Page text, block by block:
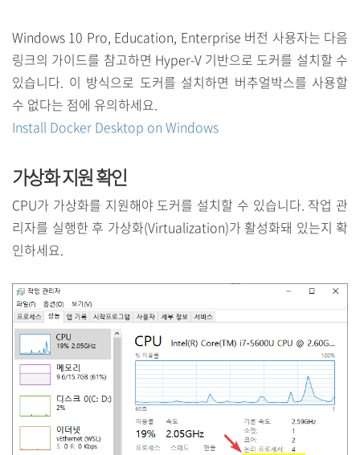
Windows 10 Pro, Education, Enterprise 버전 사용자는 다음
링크의 가이드를 참고하면 Hyper-V 기반으로 도커를 설치할 수
있습니다. 이 방식으로 도커를 설치하면 버추얼박스를 사용할
수 없다는 점에 유의하세요.
Install Docker Desktop on Windows
가상화 지원 확인
CPU가 가상화를 지원해야 도커를 설치할 수 있습니다. 작업 관
리자를 실행한 후 가상화(Virtualization)가 활성화돼 있는지 확
인하세요.